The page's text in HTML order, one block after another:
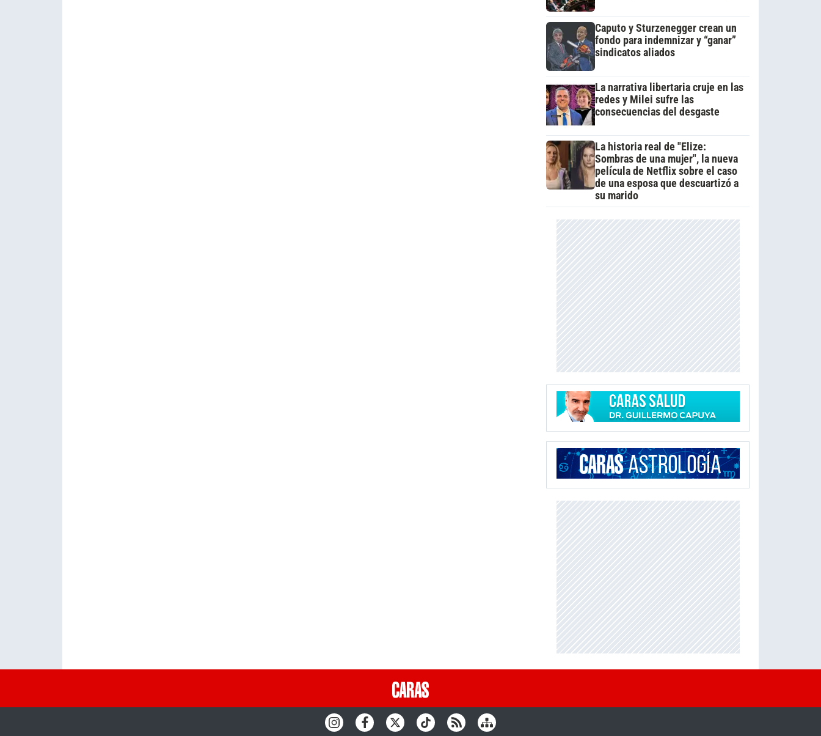
Caputo y Sturzenegger crean un
fondo para indemnizar y “ganar”
sindicatos aliados
La narrativa libertaria cruje en las
redes y Milei sufre las
consecuencias del desgaste
La historia real de "Elize:
Sombras de una mujer", la nueva
película de Netflix sobre el caso
de una esposa que descuartizó a
su marido